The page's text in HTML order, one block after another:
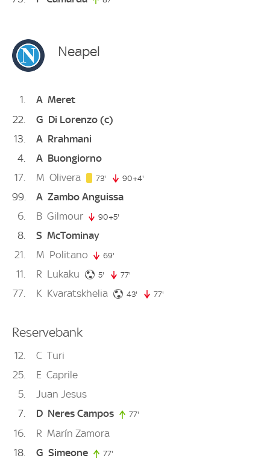
Neapel
1 A Meret
22
G Di Lorenzo (c)
13
A Rrahmani
4
A Buongiorno
17
M Olivera 73' 73. minute
90+4'
99 A Zambo Anguissa
6
B Gilmour 90+5'
8 S McTominay
21
M Politano 69'
11 R Lukaku 5' 5. minute
77'
77 K Kvaratskhelia 43' 43. minute
77'
Reservebank
12 C Turi
25
E Caprile
5
Juan Jesus
7
D Neres Campos 77'
16 R Marín Zamora
18
G Simeone 77'